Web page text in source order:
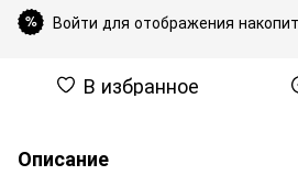
% Войти для отображения
В избранное
Описание